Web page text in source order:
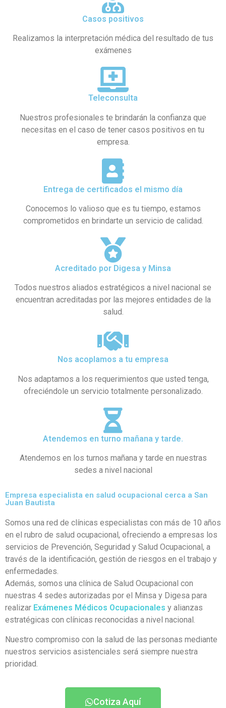
Casos positivos
Realizamos la interpretación médica del resultado de tus
exámenes
Teleconsulta
Nuestros profesionales te brindarán la confianza que
necesitas en el caso de tener casos positivos en tu
empresa.
Entrega de certificados el mismo día
Conocemos lo valioso que es tu tiempo, estamos
comprometidos en brindarte un servicio de calidad.
Acreditado por Digesa y Minsa​
Todos nuestros aliados estratégicos a nivel nacional se
encuentran acreditadas por las mejores entidades de la
salud.
Nos acoplamos a tu empresa
Nos adaptamos a los requerimientos que usted tenga,
ofreciéndole un servicio totalmente personalizado.
Atendemos en turno mañana y tarde.
Atendemos en los turnos mañana y tarde en nuestras
sedes a nivel nacional
Empresa especialista en salud ocupacional cerca a San
Juan Bautista
Somos una red de clínicas especialistas con más de 10 años
en el rubro de salud ocupacional, ofreciendo a empresas los
servicios de Prevención, Seguridad y Salud Ocupacional, a
través de la identificación, gestión de riesgos en el trabajo y
enfermedades.
Además, somos una clínica de Salud Ocupacional con
nuestras 4 sedes autorizadas por el Minsa y Digesa para
realizar Exámenes Médicos Ocupacionales y alianzas
estratégicas con clínicas reconocidas a nivel nacional.
Nuestro compromiso con la salud de las personas mediante
nuestros servicios asistenciales será siempre nuestra
prioridad.
Cotiza Aquí